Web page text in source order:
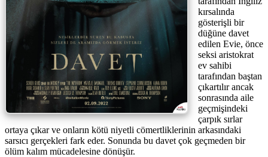
kırsalında
gösterişli bir
düğüne davet
edilen Evie, önce
seksi aristokrat
ev sahibi
tarafından baştan
çıkartılır ancak
sonrasında aile
geçmişindeki
çarpık sırlar
ortaya çıkar ve onların kötü niyetli cömertliklerinin arkasındaki
sarsıcı gerçekleri fark eder. Sonunda bu davet çok geçmeden bir
ölüm kalım mücadelesine dönüşür.